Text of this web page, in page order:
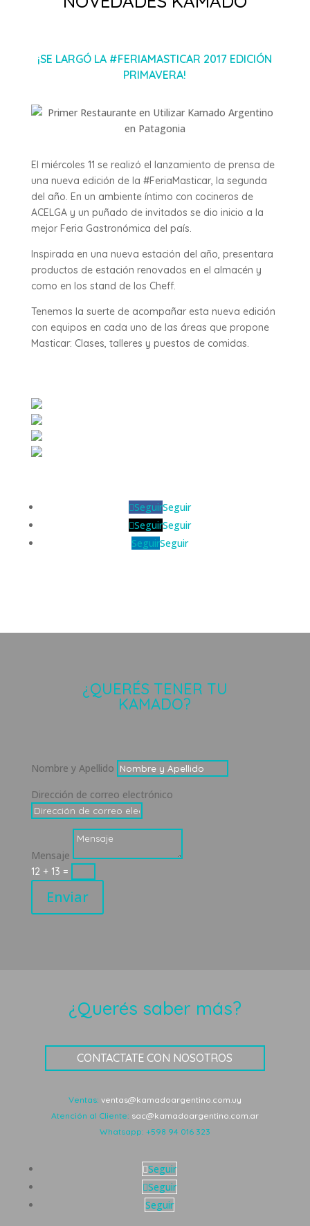
¡SE LARGÓ LA #FERIAMASTICAR 2017 EDICIÓN
PRIMAVERA!
El miércoles 11 se realizó el lanzamiento de prensa de
una nueva edición de la #FeriaMasticar, la segunda
del año. En un ambiente íntimo con cocineros de
ACELGA y un puñado de invitados se dio inicio a la
mejor Feria Gastronómica del país.
Inspirada en una nueva estación del año, presentara
productos de estación renovados en el almacén y
como en los stand de los Cheff.
Tenemos la suerte de acompañar esta nueva edición
con equipos en cada uno de las áreas que propone
Masticar: Clases, talleres y puestos de comidas.
SeguirSeguir
SeguirSeguir
SeguirSeguir
¿QUERÉS TENER TU
KAMADO?
Nombre y Apellido
Dirección de correo electrónico
Mensaje
12 + 13 =
Enviar
¿Querés saber más?
CONTACTATE CON NOSOTROS
Ventas: ventas@kamadoargentino.com.uy
Atención al Cliente: sac@kamadoargentino.com.ar
Whatsapp: +598 94 016 323
Seguir
Seguir
Seguir